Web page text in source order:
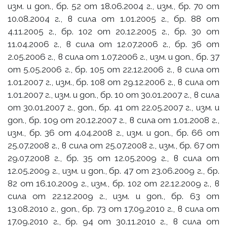
изм. и доп., бр. 52 от 18.06.2004 г., изм., бр. 70 от
10.08.2004 г., в сила от 1.01.2005 г., бр. 88 от
4.11.2005 г., бр. 102 от 20.12.2005 г., бр. 30 от
11.04.2006 г., в сила от 12.07.2006 г., бр. 36 от
2.05.2006 г., в сила от 1.07.2006 г., изм. и доп., бр. 37
от 5.05.2006 г., бр. 105 от 22.12.2006 г., в сила от
1.01.2007 г., изм., бр. 108 от 29.12.2006 г., в сила от
1.01.2007 г., изм. и доп., бр. 10 от 30.01.2007 г., в сила
от 30.01.2007 г., доп., бр. 41 от 22.05.2007 г., изм. и
доп., бр. 109 от 20.12.2007 г., в сила от 1.01.2008 г.,
изм., бр. 36 от 4.04.2008 г., изм. и доп., бр. 66 от
25.07.2008 г., в сила от 25.07.2008 г., изм., бр. 67 от
29.07.2008 г., бр. 35 от 12.05.2009 г., в сила от
12.05.2009 г., изм. и доп., бр. 47 от 23.06.2009 г., бр.
82 от 16.10.2009 г., изм., бр. 102 от 22.12.2009 г., в
сила от 22.12.2009 г., изм. и доп., бр. 63 от
13.08.2010 г., доп., бр. 73 от 17.09.2010 г., в сила от
17.09.2010 г., бр. 94 от 30.11.2010 г., в сила от